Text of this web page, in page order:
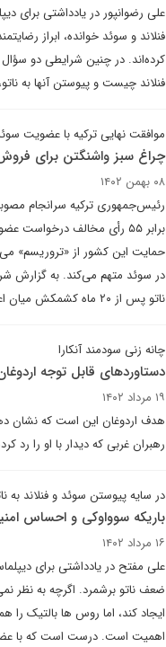
علی رضوانپور در یادداشتی برای
فنلاند و سوئد خوانده، ابراز
کرده‌اند. در چنین شرایطی دو
فنلاند چیست و پیوستن آنها به
موافقت نهایی ترکیه با عضویت
چراغ سبز واشنگتن برای فروش
۰۸ بهمن ۱۴۰۲
برابر ۵۵ رأی مخالف
حمایت این کشور از «تروریسم»
در سوئد متهم می‌کند. به گزارش
ناتو پس از ۲۰ ماه کشمکش میان اعضای این سازمان و آنکارا برداشته شد.
چانه زنی سودمند آنکارا
دستاوردهای قابل توجه
۱۹ مرداد ۱۴۰۲
هدف اردوغان این است که نشان
رهبران غربی که دیدار با او را رد
در سایه پیوستن سوئد و فنلاند به
باریکه سوواوکی و احساس
۱۶ مرداد ۱۴۰۲
علی مفتح در یادداشتی برای
ضعف ناتو برشمرد. اگرچه به نظر
ایجاد کند، اما روس ها بالتیک را
اهمیت است. درست است که با